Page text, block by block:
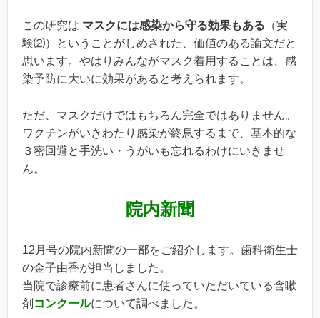
この研究は マスクには感染から守る効果もある （実
験⑵）ということがしめされた、価値のある論文だと
思います。やはりみんながマスク着用することは、感
染予防に大いに効果があると考えられます。
ただ、マスクだけではもちろん完全ではありません。
ワクチンがいきわたり感染が終息するまで、基本的な
３密回避と手洗い・うがいも忘れるわけにいきませ
ん。
院内新聞
12月号の院内新聞の一部をご紹介します。歯科衛生士
の金子由香が担当しました。
当院で診療前に患者さんに使っていただいている含嗽
剤 コンクールについて調べました。